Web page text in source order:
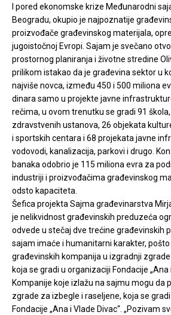
I pored ekonomske krize Međunarodni
Beogradu, okupio je najpoznatije
proizvođače građevinskog materijala,
jugoistočnoj Evropi. Sajam je svečano
prostornog planiranja i životne stredine
prilikom istakao da je građevina sektor u
najviše novca, između 450 i 500 miliona
dinara samo u projekte javne
rečima, u ovom trenutku se gradi 91
zdravstvenih ustanova, 26 objekata
i sportskih centara i 68 projekata javne
vodovodi, kanalizacija, parkovi i drugo.
banaka odobrio je 115 miliona evra za
industriji i proizvođačima građevinskog
odsto kapaciteta.
Šefica projekta Sajma građevinarstva
je nelikvidnost građevinskih preduzeća
odvede u stečaj dve trećine građevinskih
sajam imaće i humanitarni karakter,
građevinskih kompanija u izgradnji
koja se gradi u organizaciji Fondacije „Ana
Kompanije koje izlažu na sajmu mogu da
zgrade za izbegle i raseljene, koja se
Fondacije „Ana i Vlade Divac“. „Pozivam